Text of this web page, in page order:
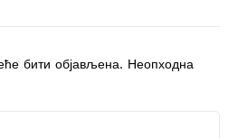
бити објављена. Неопходна